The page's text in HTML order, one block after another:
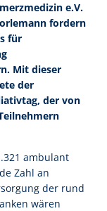
e.V.
fordern
für
Mit dieser
der
der von
ambulant
Zahl an
der rund
wären